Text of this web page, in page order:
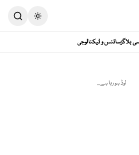
Toggle theme
بلاگزسائنس و ٹیکنالوجی
لوڈ ہو رہا ہے...